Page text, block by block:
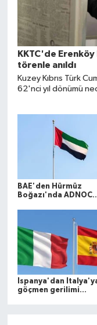
KKTC'de
törenle anıldı
Kuzey Kıbrıs Türk
62'nci yıl dönümü
önemine vurgu
gelecek bırakma
BAE'den Hürmüz
Boğazı'nda ADNOC
İspanya'dan
göçmen gerilimi